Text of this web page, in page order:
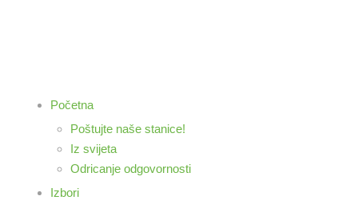
Početna
Poštujte naše stanice!
Iz svijeta
Odricanje odgovornosti
Izbori